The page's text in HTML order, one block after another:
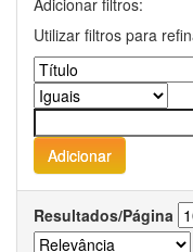
Adicionar filtros:
Utilizar filtros para
Resultados/Página